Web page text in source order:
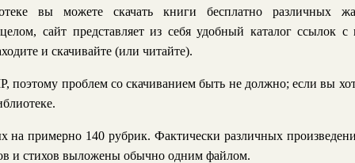
вы можете скачать книги бесплатно различных
сайт представляет из себя удобный каталог ссылок
и скачивайте (или читайте).
поэтому проблем со скачиванием быть не должно; если вы
на примерно 140 рубрик. Фактически различных
и стихов выложены обычно одним файлом.